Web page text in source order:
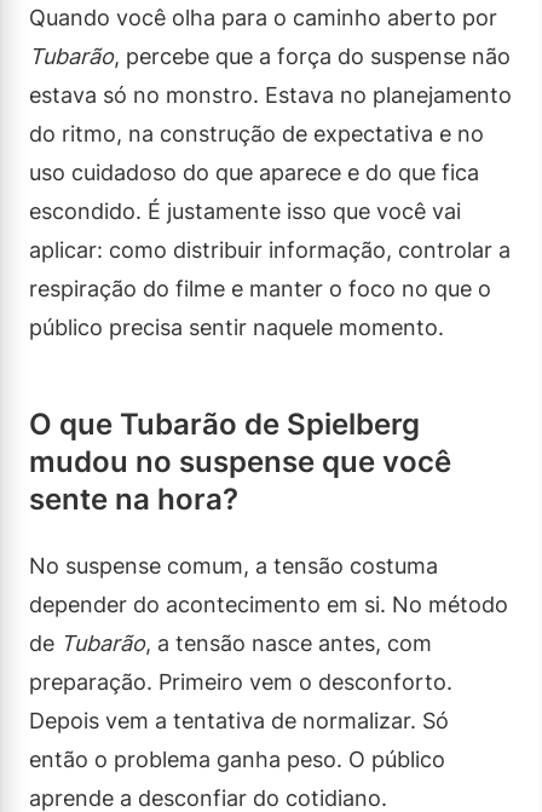
Quando você olha para o caminho aberto por
Tubarão, percebe que a força do suspense não
estava só no monstro. Estava no planejamento
do ritmo, na construção de expectativa e no
uso cuidadoso do que aparece e do que fica
escondido. É justamente isso que você vai
aplicar: como distribuir informação, controlar a
respiração do filme e manter o foco no que o
público precisa sentir naquele momento.
O que Tubarão de Spielberg
mudou no suspense que você
sente na hora?
No suspense comum, a tensão costuma
depender do acontecimento em si. No método
de Tubarão, a tensão nasce antes, com
preparação. Primeiro vem o desconforto.
Depois vem a tentativa de normalizar. Só
então o problema ganha peso. O público
aprende a desconfiar do cotidiano.